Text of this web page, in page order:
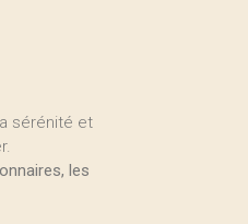
sérénité et
les